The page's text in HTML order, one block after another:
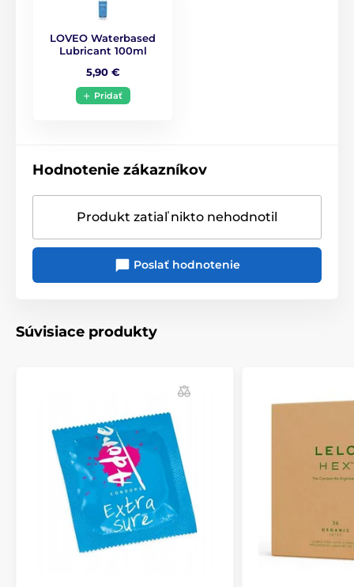
LOVEO Waterbased
Lubricant 100ml
5,90 €
Pridať
Hodnotenie zákazníkov
Produkt zatiaľ nikto nehodnotil
Poslať hodnotenie
Súvisiace produkty